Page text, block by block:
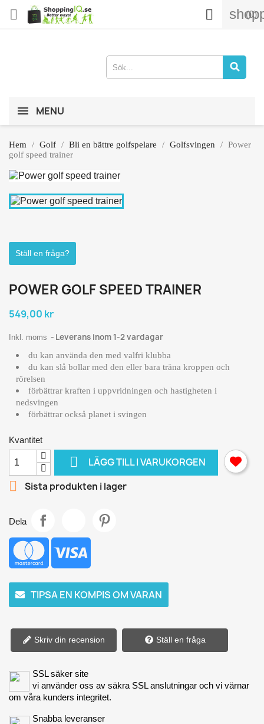
 (0)

MENU
Hem Golf Bli en bättre golfspelare Golfsvingen
Power
golf speed trainer
Ställ en fråga?
POWER GOLF SPEED TRAINER
549,00 kr
Inkl. moms Leverans inom 1-2 vardagar
du kan använda den med valfri klubba
du kan slå bollar med den eller bara träna kroppen och
rörelsen
förbättrar kraften i uppvridningen och hastigheten i
nedsvingen
förbättrar också planet i svingen
Kvantitet
 LÄGG TILL I VARUKORGEN
 Sista produkten i lager
Dela
TIPSA EN KOMPIS OM VARAN
Skriv din recension Ställ en fråga
SSL säker site
vi använder oss av säkra SSL anslutningar och vi värnar
om våra kunders integritet.
Snabba leveranser